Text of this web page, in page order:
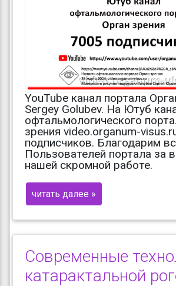
YouTube канал портала
Sergey Golubev. На Ютуб
офтальмологического
зрения video.organum-
подписчиков. Благодарим
Пользователей портала за
нашей скромной работе.
читать далее »
Современные
катарактальной